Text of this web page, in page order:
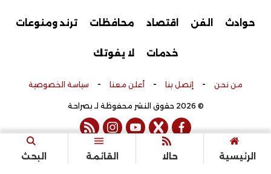
الرئيسية حالا القائمة البحث
حوادث الفن اقتصاد محافظات ترند ومنوعات
خدمات لا يفوتك
من نحن - إتصل بنا - أعلن معنا - سياسة الخصوصية
© 2026 حقوق النشر محفوظة لـ بصراحة
facebook
twitter
youtube
instagram
rss feed
تم التطوير بواسطة